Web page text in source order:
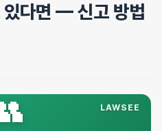
있다면 — 신고 방법
LAWSEE